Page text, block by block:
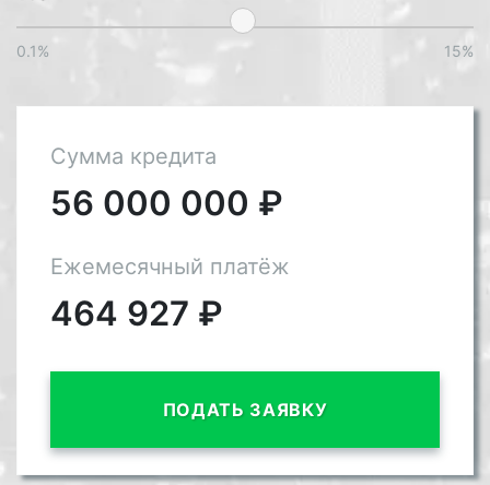
0.1% 15%
Сумма кредита
56 000 000 ₽
Ежемесячный платёж
464 927 ₽
ПОДАТЬ ЗАЯВКУ